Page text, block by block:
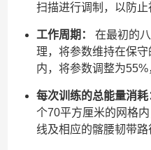
扫描进行调制，以防
工作周期：
在最初的
理，将参数维持在保
内，将参数调整为
每次训练的总能量消耗
个70平方厘米的网格
线及相应的髂腰韧带路